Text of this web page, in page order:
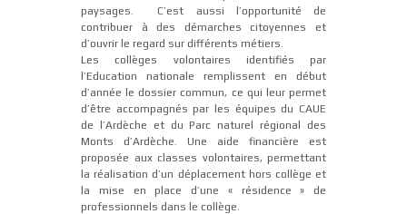
paysages. C’est aussi l’opportunité de
contribuer à des démarches citoyennes et
d’ouvrir le regard sur différents métiers.
Les collèges volontaires identifiés par
l’Education nationale remplissent en début
d’année le dossier commun, ce qui leur permet
d’être accompagnés par les équipes du CAUE
de l’Ardèche et du Parc naturel régional des
Monts d’Ardèche. Une aide financière est
proposée aux classes volontaires, permettant
la réalisation d’un déplacement hors collège et
la mise en place d’une « résidence » de
professionnels dans le collège.